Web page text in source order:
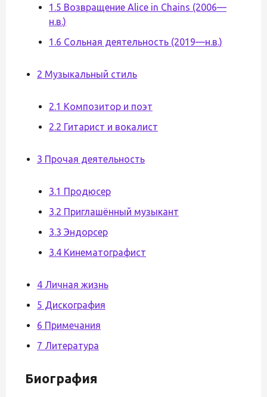
1.5 Возвращение Alice in Chains (2006—
н.в.)
1.6 Сольная деятельность (2019—н.в.)
2 Музыкальный стиль
2.1 Композитор и поэт
2.2 Гитарист и вокалист
3 Прочая деятельность
3.1 Продюсер
3.2 Приглашённый музыкант
3.3 Эндорсер
3.4 Кинематографист
4 Личная жизнь
5 Дискография
6 Примечания
7 Литература
Биография